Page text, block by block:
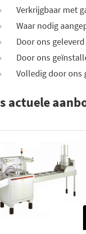
Verkrijgbaar met
Waar nodig
Door ons
Door ons
Volledig door ons
actuele